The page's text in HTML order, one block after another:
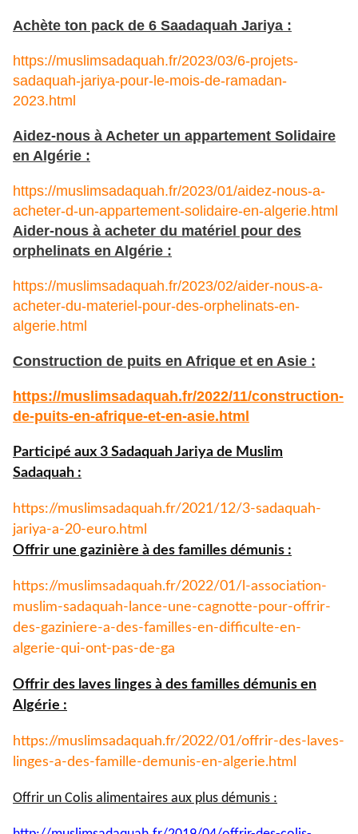
Achète ton pack de 6 Saadaquah Jariya :
https://muslimsadaquah.fr/2023/03/6-projets-
sadaquah-jariya-pour-le-mois-de-ramadan-
2023.html
Aidez-nous à Acheter un appartement Solidaire
en Algérie :
https://muslimsadaquah.fr/2023/01/aidez-nous-a-
acheter-d-un-appartement-solidaire-en-algerie.html
Aider-nous à acheter du matériel pour des
orphelinats en Algérie :
https://muslimsadaquah.fr/2023/02/aider-nous-a-
acheter-du-materiel-pour-des-orphelinats-en-
algerie.html
Construction de puits en Afrique et en Asie :
https://muslimsadaquah.fr/2022/11/construction-
de-puits-en-afrique-et-en-asie.html
Participé aux 3 Sadaquah Jariya de Muslim
Sadaquah :
https://muslimsadaquah.fr/2021/12/3-sadaquah-
jariya-a-20-euro.html
Offrir une gazinière à des familles démunis :
https://muslimsadaquah.fr/2022/01/l-association-
muslim-sadaquah-lance-une-cagnotte-pour-offrir-
des-gaziniere-a-des-familles-en-difficulte-en-
algerie-qui-ont-pas-de-ga
Offrir des laves linges à des familles démunis en
Algérie :
https://muslimsadaquah.fr/2022/01/offrir-des-laves-
linges-a-des-famille-demunis-en-algerie.html
Offrir un Colis alimentaires aux plus démunis :